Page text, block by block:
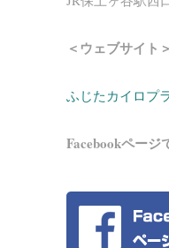
＜ウェブサイト＞
ふじたカイロプ
Facebookページ